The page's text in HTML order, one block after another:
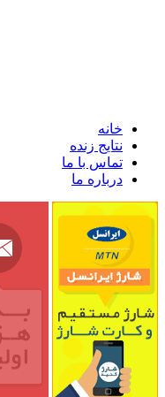
خانه
نتایج زنده
تماس با ما
درباره ما